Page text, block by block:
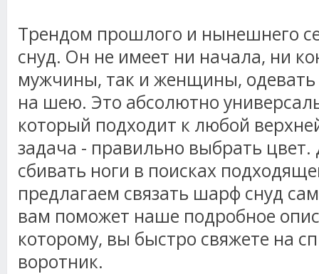
Трендом прошлого и нынешнего
снуд. Он не имеет ни начала, ни
мужчины, так и женщины, одевать
на шею. Это абсолютно
который подходит к любой
задача - правильно выбрать цвет.
сбивать ноги в поисках
предлагаем связать шарф снуд
вам поможет наше подробное
которому, вы быстро свяжете на
воротник.